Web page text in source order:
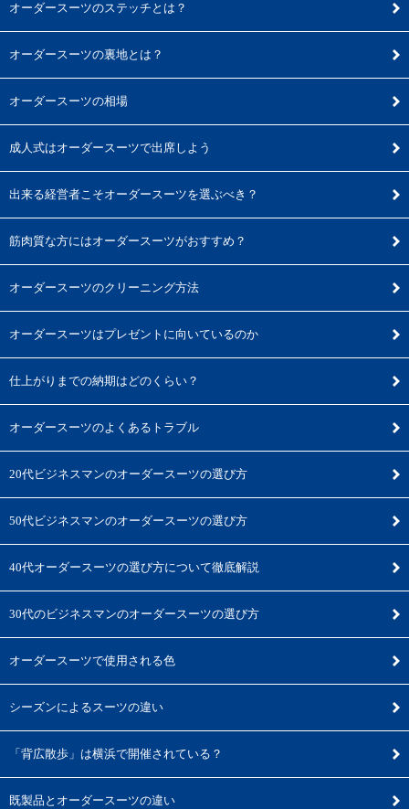
オーダースーツのステッチとは？
オーダースーツの裏地とは？
オーダースーツの相場
成人式はオーダースーツで出席しよう
出来る経営者こそオーダースーツを選ぶべき？
筋肉質な方にはオーダースーツがおすすめ？
オーダースーツのクリーニング方法
オーダースーツはプレゼントに向いているのか
仕上がりまでの納期はどのくらい？
オーダースーツのよくあるトラブル
20代ビジネスマンのオーダースーツの選び方
50代ビジネスマンのオーダースーツの選び方
40代オーダースーツの選び方について徹底解説
30代のビジネスマンのオーダースーツの選び方
オーダースーツで使用される色
シーズンによるスーツの違い
「背広散歩」は横浜で開催されている？
既製品とオーダースーツの違い